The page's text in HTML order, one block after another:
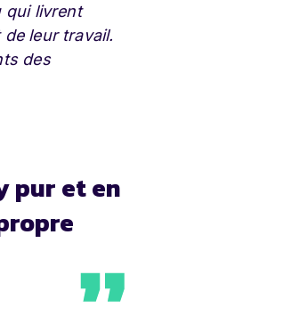
qui livrent
leur travail.
des
pur et en